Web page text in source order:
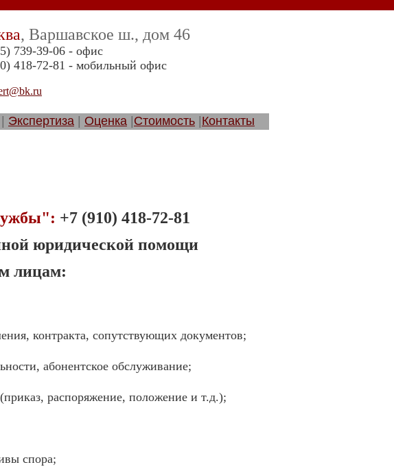
, Варшавское ш., дом 46
739-39-06 - офис
418-72-81 - мобильный офис
Экспертиза Оценка Стоимость Контакты
+7 (910) 418-72-81
юридической помощи
лицам:
контракта, сопутствующих документов;
абонентское обслуживание;
распоряжение, положение и т.д.);
спора;